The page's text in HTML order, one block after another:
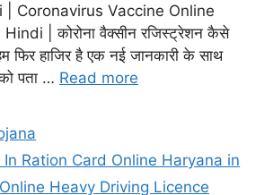
| Coronavirus Vaccine Online
| कोरोना वैक्सीन रजिस्ट्रेशन कैसे
फिर हाजिर है एक नई जानकारी के साथ
पता … Read more
Ration Card Online Haryana in
Heavy Driving Licence